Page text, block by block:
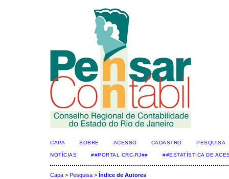
CAPA SOBRE ACESSO CADASTRO PESQUISA
NOTÍCIAS ##PORTAL CRC-RJ## ##ESTATÍSTICA DE
Capa > Pesquisa > Índice de Autores